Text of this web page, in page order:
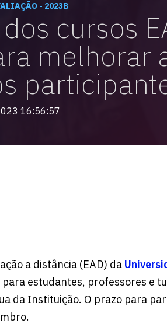
- 2023B
cursos
melhorar
16:56:57
a distância (EAD) da
para estudantes, professores e
da Instituição. O prazo para